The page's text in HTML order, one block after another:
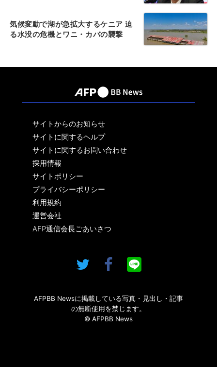
気候変動で湖が急拡大するケニア 迫
る水没の危機とワニ・カバの襲撃
サイトからのお知らせ
サイトに関するヘルプ
サイトに関するお問い合わせ
採用情報
サイトポリシー
プライバシーポリシー
利用規約
運営会社
AFP通信会長ごあいさつ
AFPBB Newsに掲載している写真・見出し・記事
の無断使用を禁じます。
© AFPBB News